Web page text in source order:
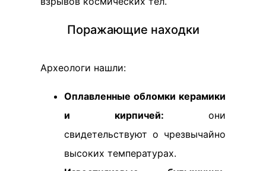
Поражающие находки
Археологи нашли:
Оплавленные обломки керамики
и кирпичей: они
свидетельствуют о чрезвычайно
высоких температурах.